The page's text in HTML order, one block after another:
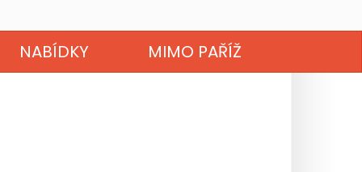
NABÍDKY MIMO PAŘÍŽ